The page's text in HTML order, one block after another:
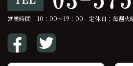
営業時間 10：00～19：00 定休日：毎週火